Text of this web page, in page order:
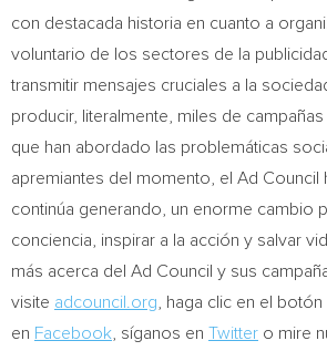
con destacada historia en cuanto a
voluntario de los sectores de la
transmitir mensajes cruciales a la
producir, literalmente, miles de
que han abordado las problemáticas
apremiantes del momento, el Ad Council
continúa generando, un enorme cambio
conciencia, inspirar a la acción y salvar
más acerca del Ad Council y sus
visite adcouncil.org , haga clic en el
en Facebook , síganos en Twitter o mire